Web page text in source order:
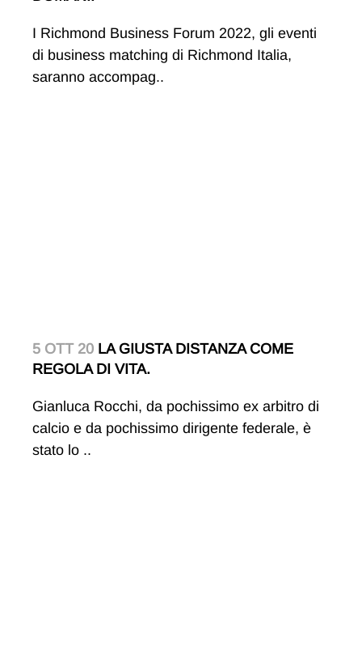
I Richmond Business Forum 2022, gli eventi
di business matching di Richmond Italia,
saranno accompag..
5 OTT 20 LA GIUSTA DISTANZA COME
REGOLA DI VITA.
Gianluca Rocchi, da pochissimo ex arbitro di
calcio e da pochissimo dirigente federale, è
stato lo ..